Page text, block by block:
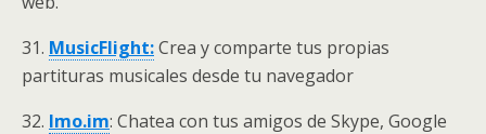
31. MusicFlight:Crea y comparte tus propias
partituras musicales desde tu navegador
32. Imo.im: Chatea con tus amigos de Skype, Google